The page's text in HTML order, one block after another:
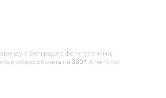
в Белграде с фотографиями,
и обзор объекта на 360°. Агентство